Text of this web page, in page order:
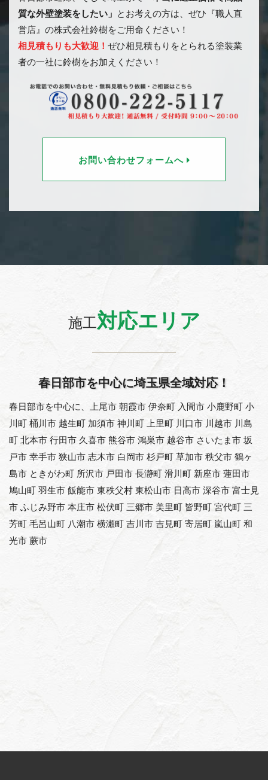
質な外壁塗装をしたい」
とお考えの方は、ぜひ『職人直
営店』の株式会社鈴樹をご用命ください！
相見積もりも大歓迎！ ぜひ相見積もりをとられる塗装業
者の一社に鈴樹をお加えください！
お問い合わせフォームへ
施工対応エリア
春日部市を中心に埼玉県全域対応！
春日部市を中心に、上尾市 朝霞市 伊奈町 入間市 小鹿野町 小
川町 桶川市 越生町 加須市 神川町 上里町 川口市 川越市 川島
町 北本市 行田市 久喜市 熊谷市 鴻巣市 越谷市 さいたま市 坂
戸市 幸手市 狭山市 志木市 白岡市 杉戸町 草加市 秩父市 鶴ヶ
島市 ときがわ町 所沢市 戸田市 長瀞町 滑川町 新座市 蓮田市
鳩山町 羽生市 飯能市 東秩父村 東松山市 日高市 深谷市 富士見
市 ふじみ野市 本庄市 松伏町 三郷市 美里町 皆野町 宮代町 三
芳町 毛呂山町 八潮市 横瀬町 吉川市 吉見町 寄居町 嵐山町 和
光市 蕨市